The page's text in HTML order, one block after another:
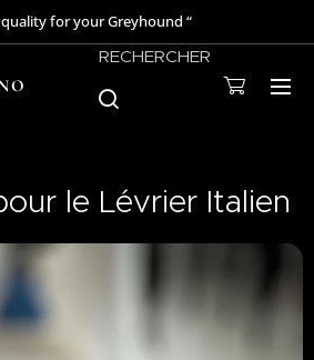
quality for your Greyhound “
RECHERCHER
le Lévrier Italien